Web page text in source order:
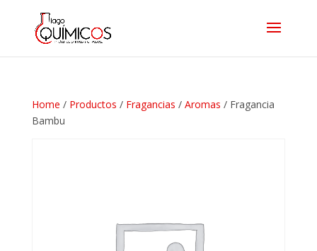
Home / Productos / Fragancias / Aromas / Fragancia
Bambu